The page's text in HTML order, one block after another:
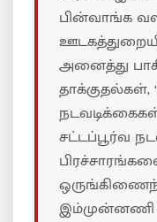
பின்வாங்க
அனைத்து
தாக்குதல்கள்,
சட்டப்பூர்வ